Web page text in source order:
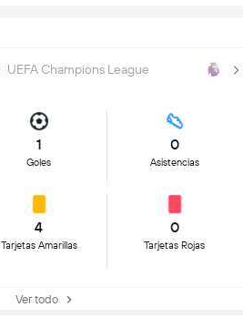
UEFA Champions League
1
Goles
0
Asistencias
4
Tarjetas Amarillas
0
Tarjetas Rojas
Ver todo